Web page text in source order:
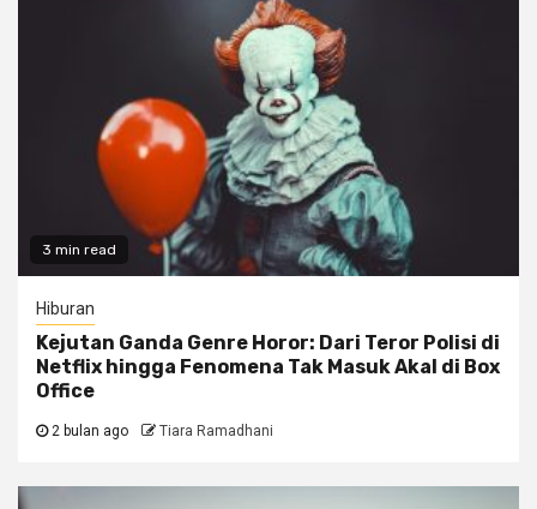
3 min read
Hiburan
Kejutan Ganda Genre Horor: Dari Teror Polisi di
Netflix hingga Fenomena Tak Masuk Akal di Box
Office
2 bulan ago Tiara Ramadhani